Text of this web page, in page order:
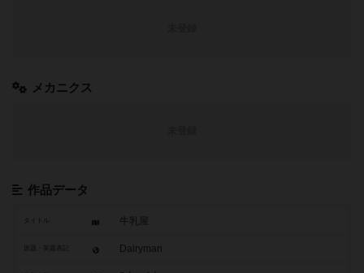
メカニクス
作品データ
タイトル 牛乳屋
Dairyman